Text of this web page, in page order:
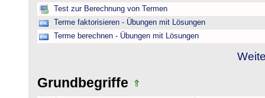
Test zur Berechnung von Termen
Terme faktorisieren - Übungen mit Lösungen
Terme berechnen - Übungen mit Lösungen
Grundbegriffe